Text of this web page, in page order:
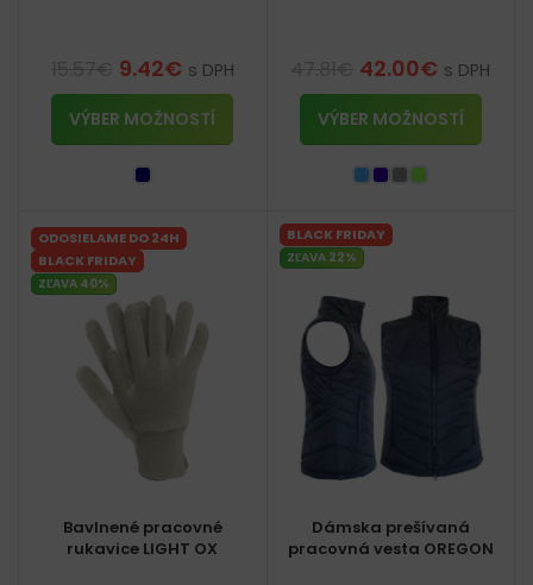
9.42€ s DPH
VÝBER MOŽNOSTÍ
42.00€ s DPH
VÝBER MOŽNOSTÍ
ODOSIELAME DO 24H
BLACK FRIDAY
ZĽAVA 40%
Bavlnené pracovné
rukavice LIGHT OX
BLACK FRIDAY
ZĽAVA 22%
Dámska prešívaná
pracovná vesta OREGON